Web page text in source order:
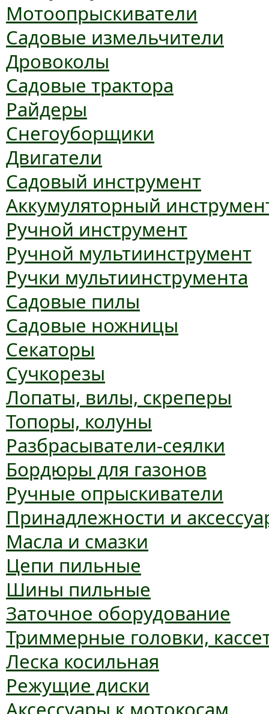
Мотоопрыскиватели
Садовые измельчители
Дровоколы
Садовые трактора
Райдеры
Снегоуборщики
Двигатели
Садовый инструмент
Аккумуляторный
Ручной инструмент
Ручной мультиинструмент
Ручки мультиинструмента
Садовые пилы
Садовые ножницы
Секаторы
Сучкорезы
Лопаты, вилы, скреперы
Топоры, колуны
Разбрасыватели-сеялки
Бордюры для газонов
Ручные опрыскиватели
Принадлежности и
Масла и смазки
Цепи пильные
Шины пильные
Заточное оборудование
Триммерные головки,
Леска косильная
Режущие диски